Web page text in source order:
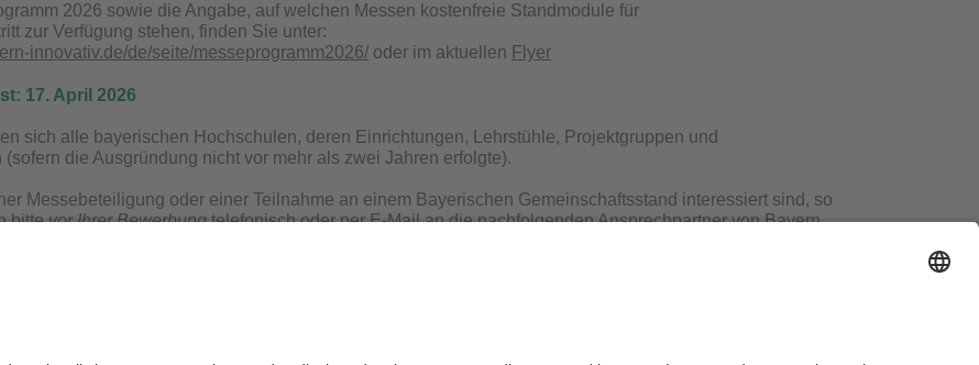
2026 sowie die Angabe, auf welchen Messen kostenfreie Standmodule für
zur Verfügung stehen, finden Sie unter:
innovativ.de/de/seite/messeprogramm2026/ oder im aktuellen Flyer
17. April 2026
sich alle bayerischen Hochschulen, deren Einrichtungen, Lehrstühle, Projekt­gruppen und
die Ausgründung nicht vor mehr als zwei Jahren erfolgte).
Messebeteiligung oder einer Teilnahme an einem Bayerischen Gemeinschafts­stand interessiert sind, so
bittevor Ihrer Bewerbungtelefonisch oder per E-Mail an die nachfolgenden Ansprechpartner von Bayern